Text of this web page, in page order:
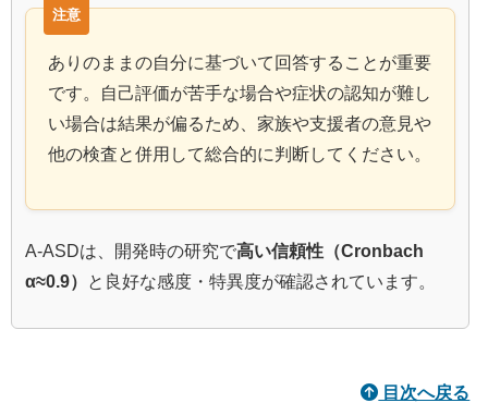
ありのままの自分に基づいて回答することが重要
です。自己評価が苦手な場合や症状の認知が難し
い場合は結果が偏るため、家族や支援者の意見や
他の検査と併用して総合的に判断してください。
A‑ASDは、開発時の研究で高い信頼性（Cronbach
α≈0.9）
と良好な感度・特異度が確認されています。
目次へ戻る